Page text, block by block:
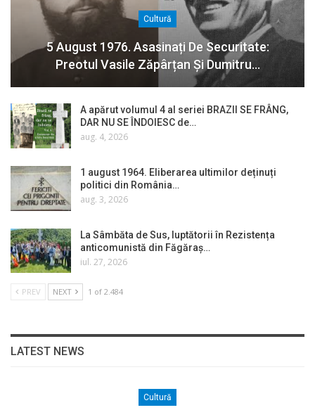
Cultură
5 August 1976. Asasinați De Securitate:
Preotul Vasile Zăpârțan Și Dumitru…
A apărut volumul 4 al seriei BRAZII SE FRÂNG,
DAR NU SE ÎNDOIESC de…
aug. 4, 2026
1 august 1964. Eliberarea ultimilor deținuți
politici din România…
aug. 3, 2026
La Sâmbăta de Sus, luptătorii în Rezistența
anticomunistă din Făgăraș…
iul. 27, 2026
PREV NEXT 1 of 2.484
LATEST NEWS
Cultură